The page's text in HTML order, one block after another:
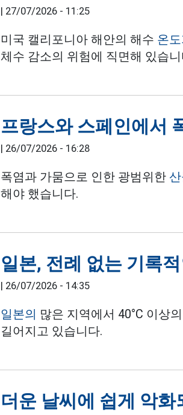
| 27/07/2026 - 11:25
미국 캘리포니아 해안의 해수 온
체수 감소의 위험에 직면해 있습니
프랑스와 스페인에서
| 26/07/2026 - 16:28
폭염과 가뭄으로 인한 광범위한
해야 했습니다.
일본, 전례 없는 기록
| 26/07/2026 - 14:35
일본의 많은 지역에서 40°C 이상
길어지고 있습니다.
더운 날씨에 쉽게 악